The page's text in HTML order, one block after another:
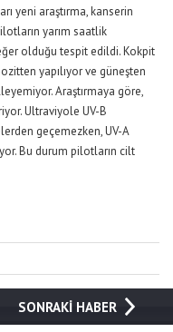
yeni araştırma, kanserin
yarım saatlik
olduğu tespit edildi. Kokpit
yapılıyor ve güneşten
Araştırmaya göre,
Ultraviyole UV-B
geçemezken, UV-A
Bu durum pilotların cilt
SONRAKİ HABER